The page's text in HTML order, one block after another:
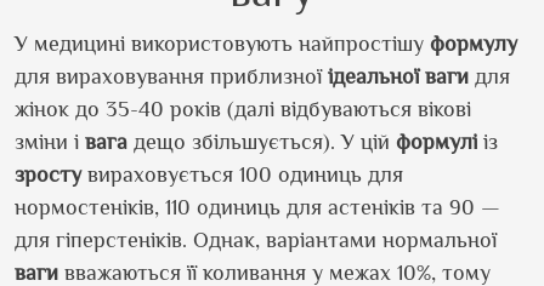
У медицині використовують найпростішу формулу
для вираховування приблизноїідеальної ваги для
жінок до 35-40 років (далі відбуваються вікові
зміни і вага дещо збільшується). У цій формулі із
зростувираховується 100 одиниць для
нормостеніків, 110 одиниць для астеніків та 90 —
для гіперстеніків. Однак, варіантами нормальної
ваги вважаються її коливання у межах 10%, тому